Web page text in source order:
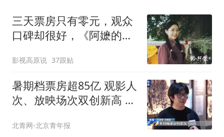
三天票房只有零元，观众
口碑却很好，《阿嬷的情
影视高原说 37跟贴
暑期档票房超85亿 观影人
次、放映场次双创新高 爆
北青网-北京青年报